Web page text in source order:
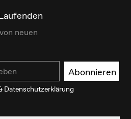
neuen
Abonnieren
Datenschutzerklärung